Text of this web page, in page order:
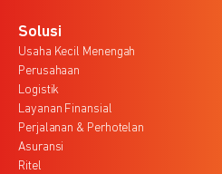
Solusi
Usaha Kecil Menengah
Perusahaan
Logistik
Layanan Finansial
Perjalanan & Perhotelan
Asuransi
Ritel